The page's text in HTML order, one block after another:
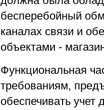
бесперебойный
каналах связи и
объектами -
Функциональная
требованиям,
обеспечивать учет